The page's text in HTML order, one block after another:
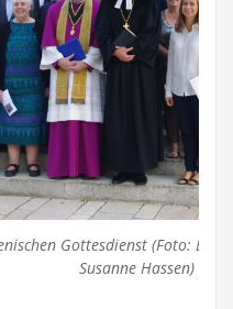
Gottesdienst (Foto:
Susanne Hassen)